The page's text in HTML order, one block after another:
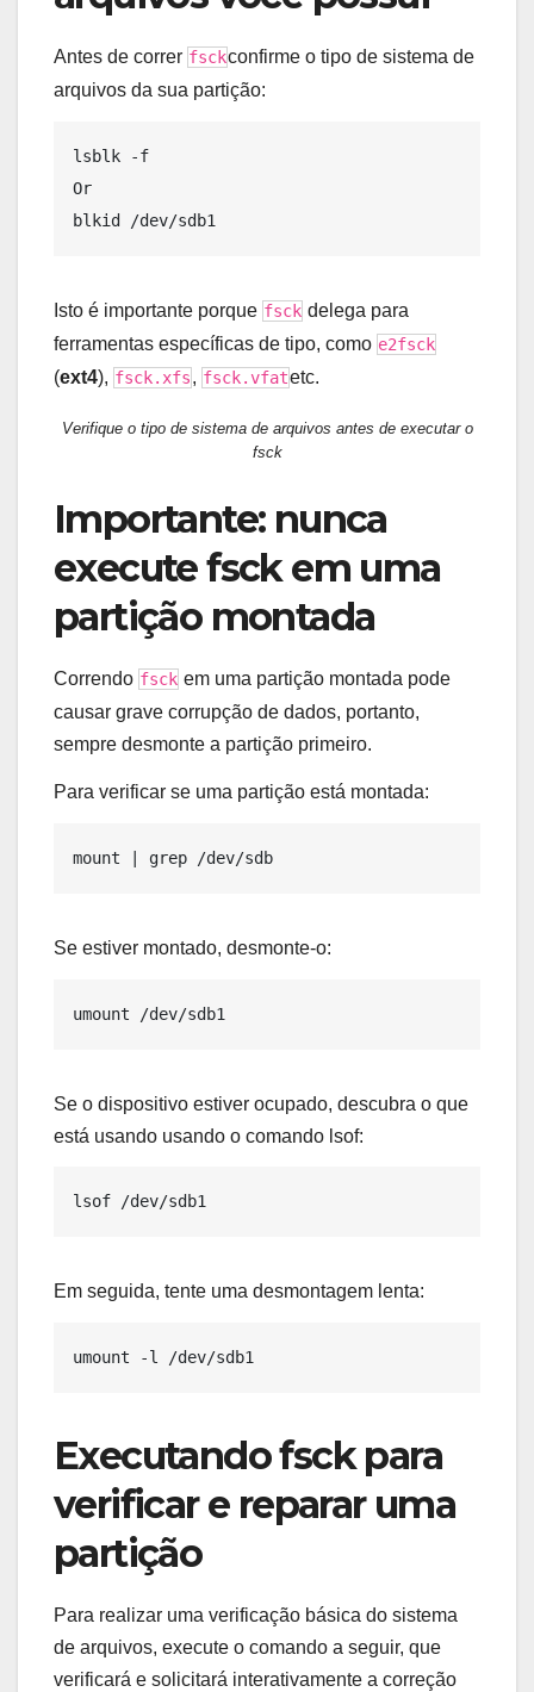
Antes de correr fsckconfirme o tipo de sistema de
arquivos da sua partição:
lsblk -f
Or
Isto é importante porque fsck delega para
ferramentas específicas de tipo, como e2fsck
(ext4), fsck.xfs, fsck.vfatetc.
Verifique o tipo de sistema de arquivos antes de executar o
fsck
Importante: nunca
execute fsck em uma
partição montada
Correndo fsck em uma partição montada pode
causar grave corrupção de dados, portanto,
sempre desmonte a partição primeiro.
Para verificar se uma partição está montada:
Se estiver montado, desmonte-o:
Se o dispositivo estiver ocupado, descubra o que
está usando usando o comando lsof:
Em seguida, tente uma desmontagem lenta:
Executando fsck para
verificar e reparar uma
partição
Para realizar uma verificação básica do sistema
de arquivos, execute o comando a seguir, que
verificará e solicitará interativamente a correção